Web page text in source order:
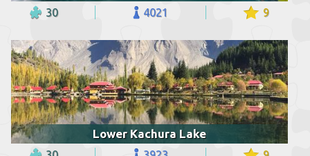
30 4021 9
Lower Kachura Lake